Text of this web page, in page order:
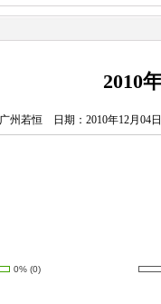
2010
州若恒 日期：2010年12月
0%(0)